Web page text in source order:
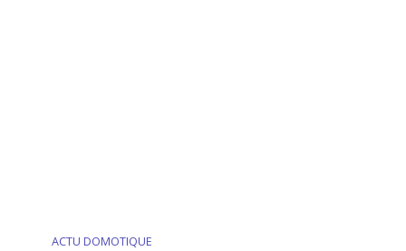
ACTU DOMOTIQUE